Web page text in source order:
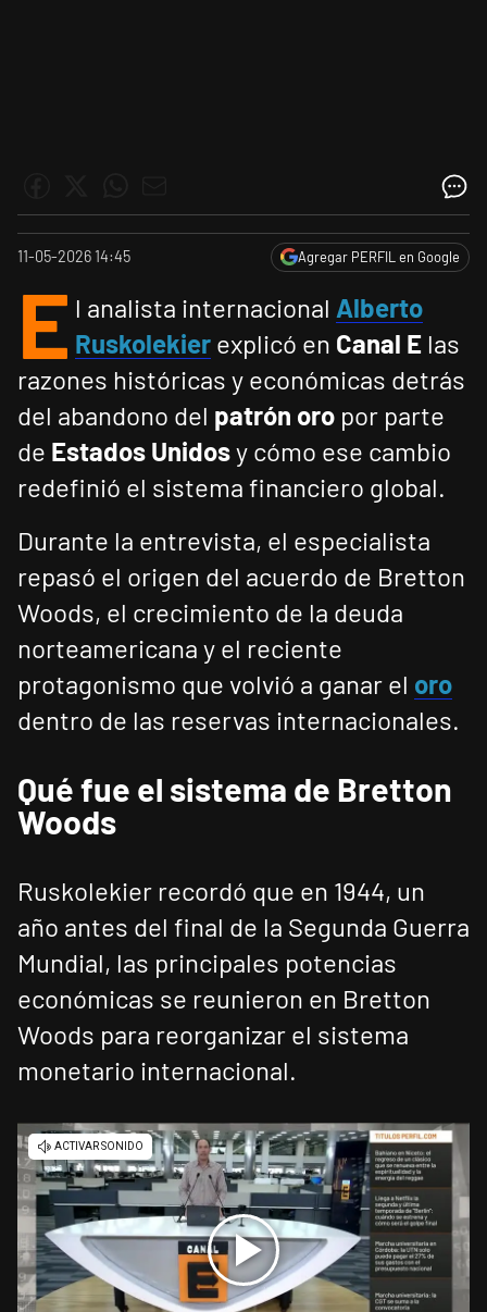
11-05-2026 14:45 Agregar PERFIL en Google
E l analista internacional Alberto
Ruskolekier explicó en Canal E las
razones históricas y económicas detrás
del abandono del patrón oro por parte
de Estados Unidosy cómo ese cambio
redefinió el sistema financiero global.
Durante la entrevista, el especialista
repasó el origen del acuerdo de Bretton
Woods, el crecimiento de la deuda
norteamericana y el reciente
protagonismo que volvió a ganar el oro
dentro de las reservas internacionales.
Qué fue el sistema de Bretton
Woods
Ruskolekier recordó que en 1944, un
año antes del final de la Segunda Guerra
Mundial, las principales potencias
económicas se reunieron en Bretton
Woods para reorganizar el sistema
monetario internacional.